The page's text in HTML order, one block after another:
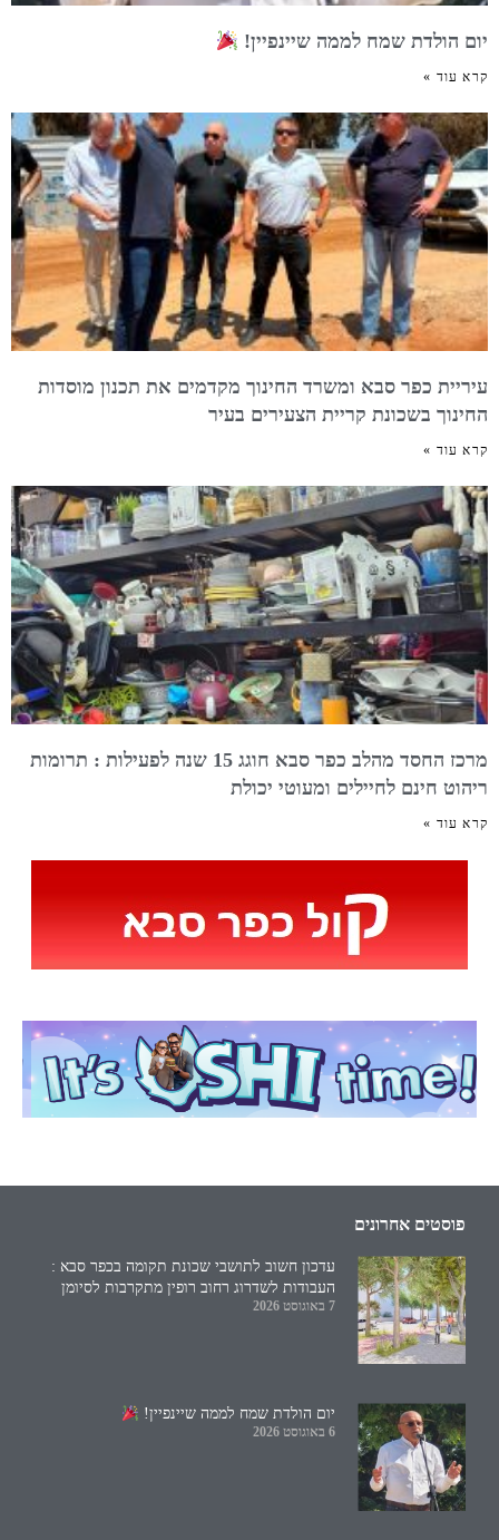
יום הולדת שמח לממה שיינפיין!
קרא עוד »
עיריית כפר סבא ומשרד החינוך מקדמים את תכנון מוסדות
החינוך בשכונת קריית הצעירים בעיר
קרא עוד »
מרכז החסד מהלב כפר סבא חוגג 15 שנה לפעילות : תרומות
ריהוט חינם לחיילים ומעוטי יכולת
קרא עוד »
פוסטים אחרונים
עדכון חשוב לתושבי שכונת תקומה בכפר סבא :
העבודות לשדרוג רחוב רופין מתקרבות לסיומן
7 באוגוסט 2026
יום הולדת שמח לממה שיינפיין!
6 באוגוסט 2026